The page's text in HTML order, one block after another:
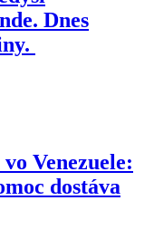
Dnes
Venezuele:
dostáva